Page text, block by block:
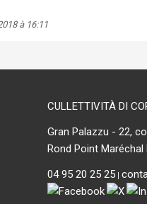
à 16:11
CULLETTIVITÀ DI
Gran Palazzu - 22,
Rond Point
04 95 20 25 25 |